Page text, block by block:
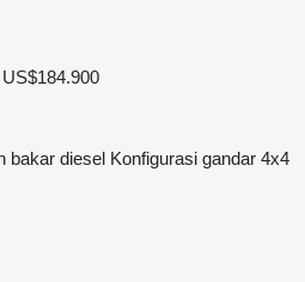
bakar diesel Konfigurasi gandar 4x4